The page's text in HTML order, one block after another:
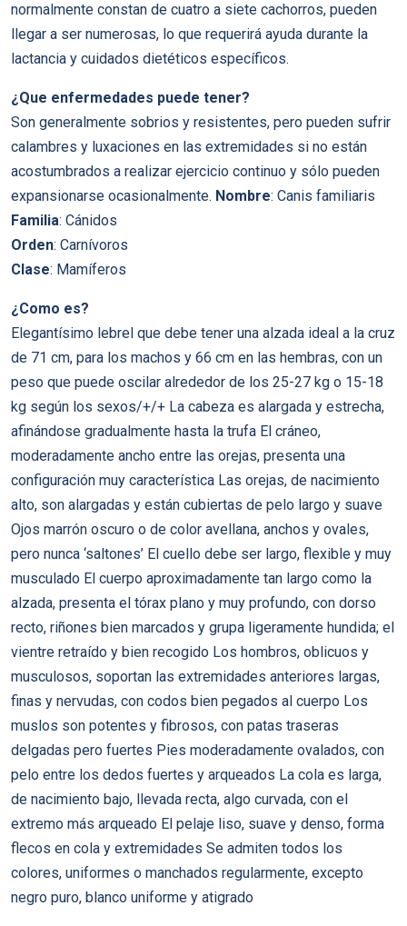
normalmente constan de cuatro a siete cachorros, pueden
llegar a ser numerosas, lo que requerirá ayuda durante la
lactancia y cuidados dietéticos específicos.
¿Que enfermedades puede tener?
Son generalmente sobrios y resistentes, pero pueden sufrir
calambres y luxaciones en las extremidades si no están
acostumbrados a realizar ejercicio continuo y sólo pueden
expansionarse ocasionalmente. Nombre: Canis familiaris
Familia: Cánidos
Orden: Carnívoros
Clase: Mamíferos
¿Como es?
Elegantísimo lebrel que debe tener una alzada ideal a la cruz
de 71 cm, para los machos y 66 cm en las hembras, con un
peso que puede oscilar alrededor de los 25-27 kg o 15-18
kg según los sexos/+/+ La cabeza es alargada y estrecha,
afinándose gradualmente hasta la trufa El cráneo,
moderadamente ancho entre las orejas, presenta una
configuración muy característica Las orejas, de nacimiento
alto, son alargadas y están cubiertas de pelo largo y suave
Ojos marrón oscuro o de color avellana, anchos y ovales,
pero nunca ‘saltones’ El cuello debe ser largo, flexible y muy
musculado El cuerpo aproximadamente tan largo como la
alzada, presenta el tórax plano y muy profundo, con dorso
recto, riñones bien marcados y grupa ligeramente hundida; el
vientre retraído y bien recogido Los hombros, oblicuos y
musculosos, soportan las extremidades anteriores largas,
finas y nervudas, con codos bien pegados al cuerpo Los
muslos son potentes y fibrosos, con patas traseras
delgadas pero fuertes Pies moderadamente ovalados, con
pelo entre los dedos fuertes y arqueados La cola es larga,
de nacimiento bajo, llevada recta, algo curvada, con el
extremo más arqueado El pelaje liso, suave y denso, forma
flecos en cola y extremidades Se admiten todos los
colores, uniformes o manchados regularmente, excepto
negro puro, blanco uniforme y atigrado